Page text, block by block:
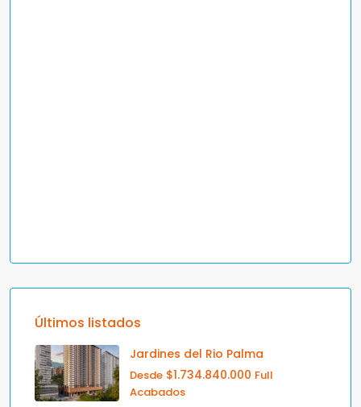
Últimos listados
Jardines del Rio Palma
Desde $1.734.840.000 Full
Acabados